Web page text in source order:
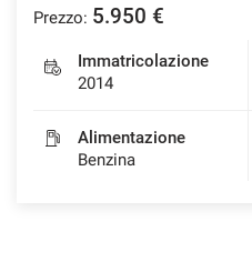
Prezzo: 5.950 €
Immatricolazione
2014
Alimentazione
Benzina